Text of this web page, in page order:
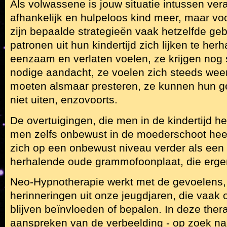
Als volwassene is jouw situatie intussen
afhankelijk en hulpeloos kind meer, maar
zijn bepaalde strategieën vaak hetzelfde
patronen uit hun kindertijd zich lijken te
eenzaam en verlaten voelen, ze krijgen
nodige aandacht, ze voelen zich steeds
moeten alsmaar presteren, ze kunnen hun
niet uiten, enzovoorts.
De overtuigingen, die men in de kindertijd
men zelfs onbewust in de moederschoot
zich op een onbewust niveau verder als
herhalende oude grammofoonplaat, die
Neo-Hypnotherapie werkt met de
herinneringen uit onze jeugdjaren, die vaak
blijven beïnvloeden of bepalen. In deze
aanspreken van de verbeelding - op zoek